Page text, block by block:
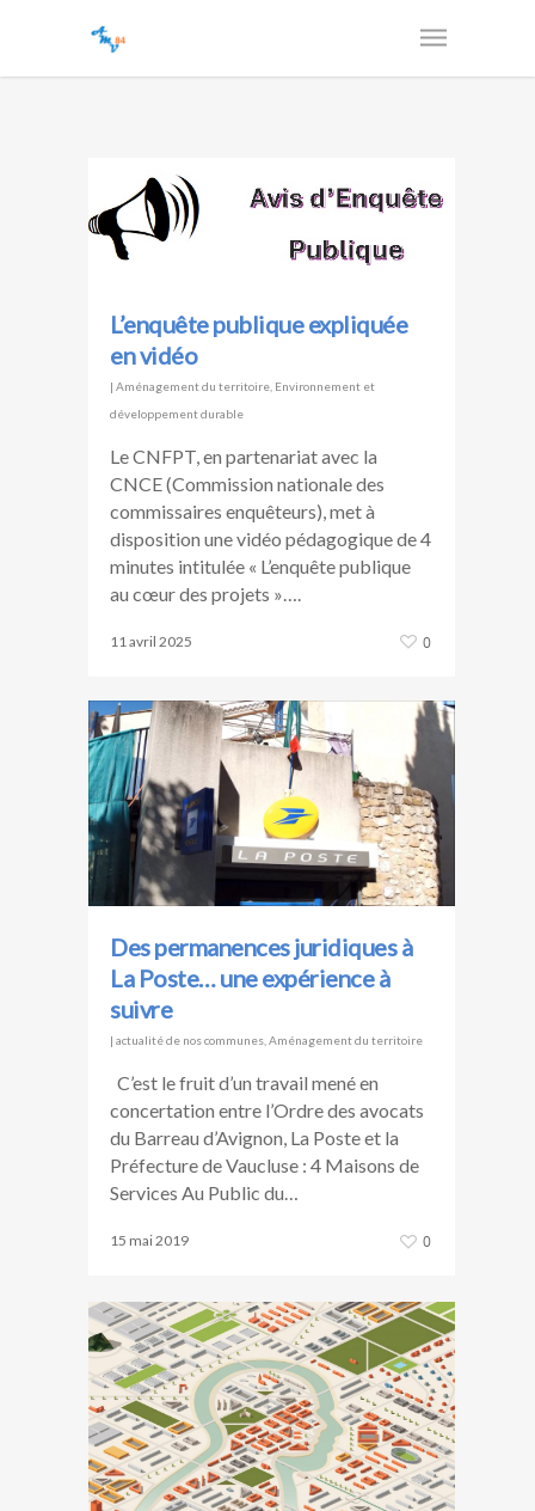
L’enquête publique expliquée
en vidéo
| Aménagement du territoire Environnement et
développement durable
Le CNFPT, en partenariat avec la
CNCE (Commission nationale des
commissaires enquêteurs), met à
disposition une vidéo pédagogique de 4
minutes intitulée « L’enquête publique
au cœur des projets »….
11 avril 2025 0
Des permanences juridiques à
La Poste… une expérience à
suivre
| actualité de nos communes,Aménagement du territoire
C’est le fruit d’un travail mené en
concertation entre l’Ordre des avocats
du Barreau d’Avignon, La Poste et la
Préfecture de Vaucluse : 4 Maisons de
Services Au Public du…
15 mai 2019 0